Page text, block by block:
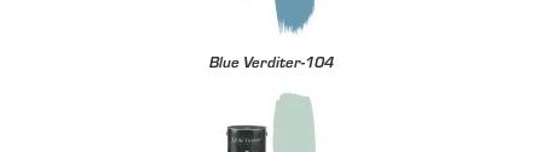
Blue Verditer-104